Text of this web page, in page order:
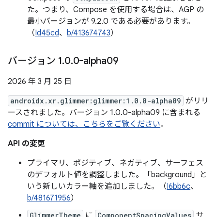
た。つまり、Compose を使用する場合は、AGP の
最小バージョンが 9.2.0 である必要があります。
（Id45cd、 b/413674743）
バージョン 1.0.0-alpha09
2026 年 3 月 25 日
androidx.xr.glimmer:glimmer:1.0.0-alpha09 がリリ
ースされました。バージョン 1.0.0-alpha09 に含まれる
commit については、こちらをご覧ください。
API の変更
プライマリ、ポジティブ、ネガティブ、サーフェス
のデフォルト値を調整しました。「background」と
いう新しいカラー軸を追加しました。（I6bb6c、
b/481671956）